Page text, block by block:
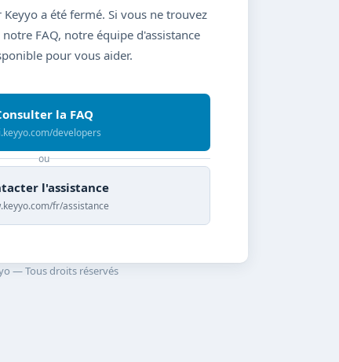
a été fermé. Si vous ne trouvez
FAQ, notre équipe d'assistance
pour vous aider.
la FAQ
developers
ou
l'assistance
fr/assistance
— Tous droits réservés